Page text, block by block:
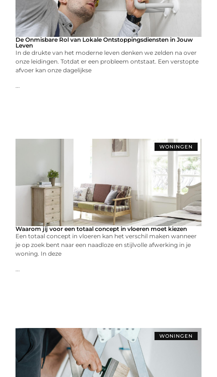
De Onmisbare Rol van Lokale Ontstoppingsdiensten in Jouw
Leven
In de drukte van het moderne leven denken we zelden na over
onze leidingen. Totdat er een probleem ontstaat. Een verstopte
afvoer kan onze dagelijkse
...
WONINGEN
Waarom jij voor een totaal concept in vloeren moet kiezen
Een totaal concept in vloeren kan het verschil maken wanneer
je op zoek bent naar een naadloze en stijlvolle afwerking in je
woning. In deze
...
WONINGEN